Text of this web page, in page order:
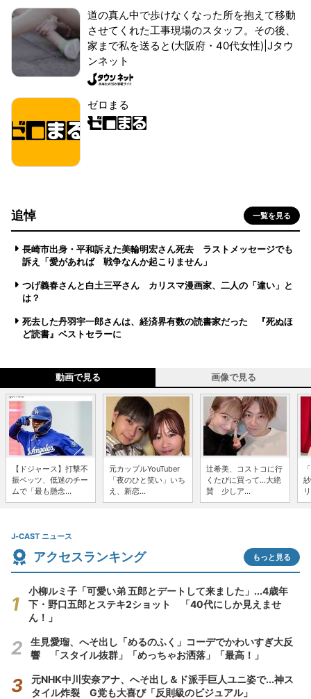
道の真ん中で歩けなくなった所を抱えて移動
させてくれた工事現場のスタッフ。その後、
家まで私を送ると(大阪府・40代女性)|Jタウ
ンネット
ゼロまる
追悼 一覧を見る
長崎市出身・平和訴えた美輪明宏さん死去 ラストメッセージでも
訴え「愛があれば 戦争なんか起こりません」
つげ義春さんと白土三平さん カリスマ漫画家、二人の「違い」と
は？
死去した丹羽宇一郎さんは、経済界有数の読書家だった 『死ぬほ
ど読書』ベストセラーに
動画で見る 画像で見る
【ドジャース】打撃不
振ベッツ、低迷のチー
ムで「最も懸念...
元カップルYouTuber
「夜のひと笑い」いち
え、新恋...
辻希美、コストコに行
くたびに買って...大絶
賛 少しア...
J-CAST ニュース
アクセスランキング もっと見る
小柳ルミ子「可愛い弟 五郎とデートして来ました」...4歳年
下・野口五郎とステキ2ショット 「40代にしか見えませ
ん！」
生見愛瑠、へそ出し「めるのふく」コーデでかわいすぎ大反
響 「スタイル抜群」「めっちゃお洒落」「最高！」
元NHK中川安奈アナ、へそ出し＆ド派手巨人ユニ姿で...神ス
タイル炸裂 G党も大喜び「反則級のビジュアル」